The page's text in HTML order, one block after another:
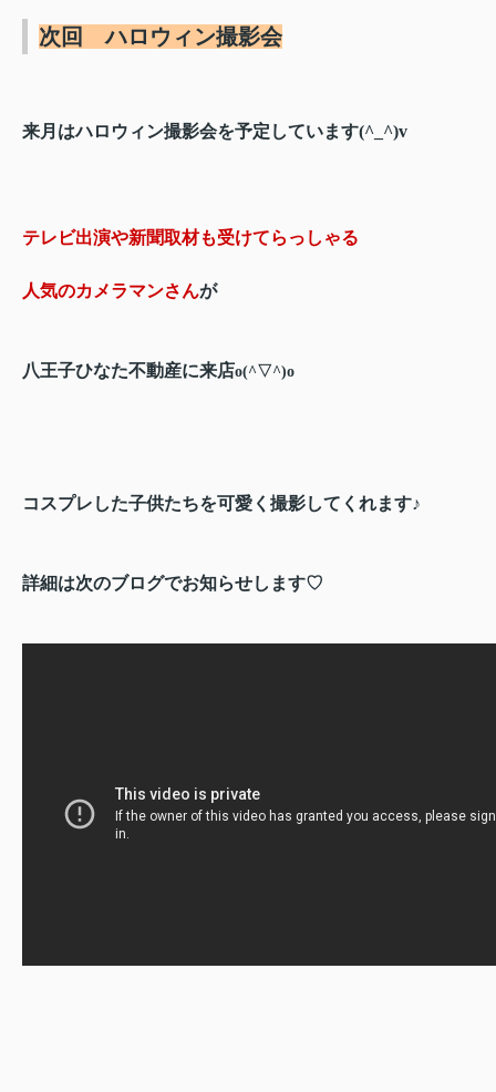
次回 ハロウィン撮影会
来月はハロウィン撮影会を予定しています(^_^)v
テレビ出演や新聞取材も受けてらっしゃる
人気のカメラマンさんが
八王子ひなた不動産に来店o(^▽^)o
コスプレした子供たちを可愛く撮影してくれます♪
詳細は次のブログでお知らせします♡